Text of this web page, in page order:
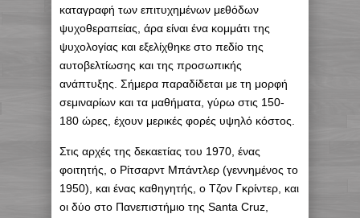
καταγραφή των επιτυχημένων μεθόδων
ψυχοθεραπείας, άρα είναι ένα κομμάτι της
ψυχολογίας και εξελίχθηκε στο πεδίο της
αυτοβελτίωσης και της προσωπικής
ανάπτυξης. Σήμερα παραδίδεται με τη μορφή
σεμιναρίων και τα μαθήματα, γύρω στις 150-
180 ώρες, έχουν μερικές φορές υψηλό κόστος.
Στις αρχές της δεκαετίας του 1970, ένας
φοιτητής, ο Ρίτσαρντ Μπάντλερ (γεννημένος το
1950), και ένας καθηγητής, ο Τζον Γκρίντερ, και
οι δύο στο Πανεπιστήμιο της Santa Cruz,